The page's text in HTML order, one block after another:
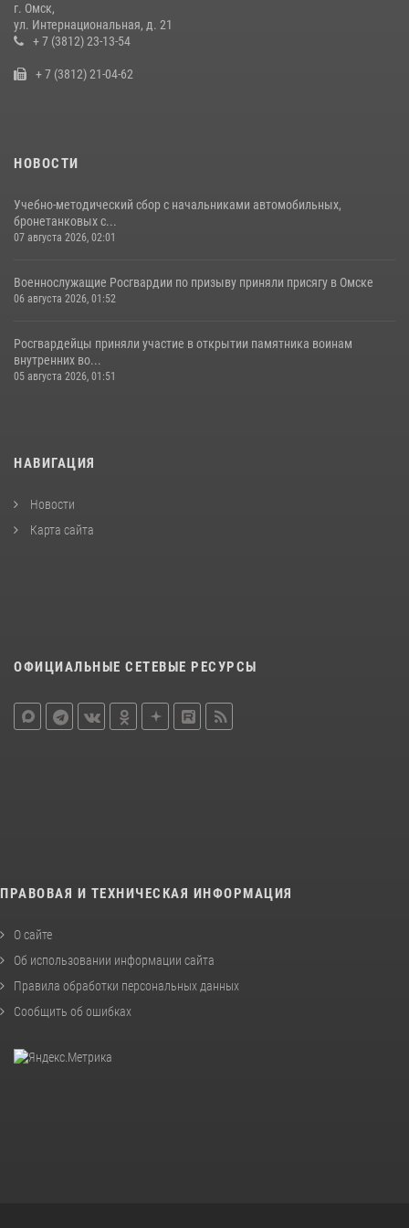
Cотрудники ОМОН "Штурм" Росгвардии отработали навыки
пилотирования БПЛА в Омске
г. Омск,
ул. Интернациональная, д. 21
+ 7 (3812) 23-13-54
+ 7 (3812) 21-04-62
НОВОСТИ
Учебно-методический сбор с начальниками автомобильных,
бронетанковых с...
07 августа 2026, 02:01
Военнослужащие Росгвардии по призыву приняли присягу в Омске
06 августа 2026, 01:52
Росгвардейцы приняли участие в открытии памятника воинам
внутренних во...
05 августа 2026, 01:51
НАВИГАЦИЯ
Новости
Карта сайта
ОФИЦИАЛЬНЫЕ СЕТЕВЫЕ РЕСУРСЫ
ПРАВОВАЯ И ТЕХНИЧЕСКАЯ ИНФОРМАЦИЯ
О сайте
Об использовании информации сайта
Правила обработки персональных данных
Сообщить об ошибках